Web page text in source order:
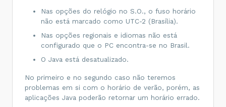
Nas opções do relógio no S.O., o fuso horário
não está marcado como UTC-2 (Brasília).
Nas opções regionais e idiomas não está
configurado que o PC encontra-se no Brasil.
O Java está desatualizado.
No primeiro e no segundo caso não teremos
problemas em si com o horário de verão, porém, as
aplicações Java poderão retornar um horário errado.